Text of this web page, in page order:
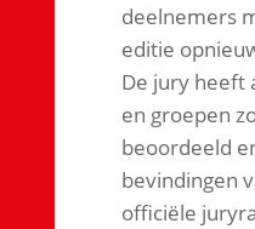
deelnemers
editie
De jury heeft
en groepen
beoordeeld
bevindingen
officiële